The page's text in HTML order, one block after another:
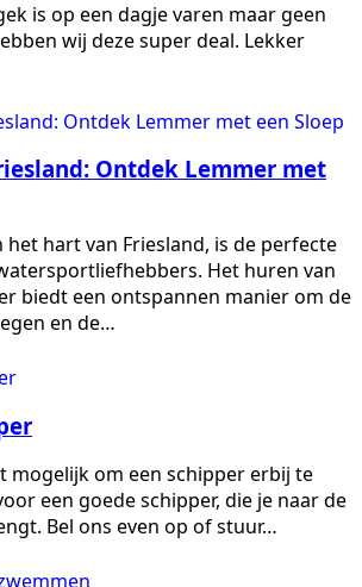
is op een dagje varen maar geen
wij deze super deal. Lekker
Ontdek Lemmer met
het hart van Friesland, is de perfecte
Het huren van
biedt een ontspannen manier om de
en de…
mogelijk om een schipper erbij te
een goede schipper, die je naar de
Bel ons even op of stuur…